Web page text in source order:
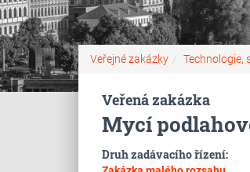
Veřejné zakázky Technologie,
Veřená zakázka
Mycí
Druh zadávacího řízení: